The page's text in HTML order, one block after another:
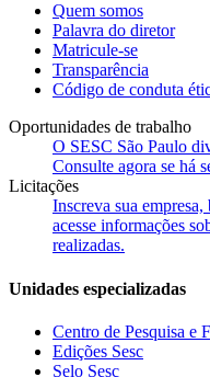
Quem somos
Palavra do diretor
Matricule-se
Transparência
Código de conduta
Oportunidades de trabalho
O SESC São Paulo
Consulte agora se há
Licitações
Inscreva sua empresa,
acesse informações
realizadas.
Unidades especializadas
Centro de Pesquisa e
Edições Sesc
Selo Sesc